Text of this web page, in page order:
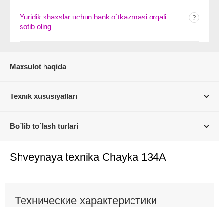
Yuridik shaxslar uchun bank o`tkazmasi orqali
sotib oling
Maxsulot haqida
Texnik xususiyatlari
Bo`lib to`lash turlari
Shveynaya texnika Chayka 134A
Технические характеристики